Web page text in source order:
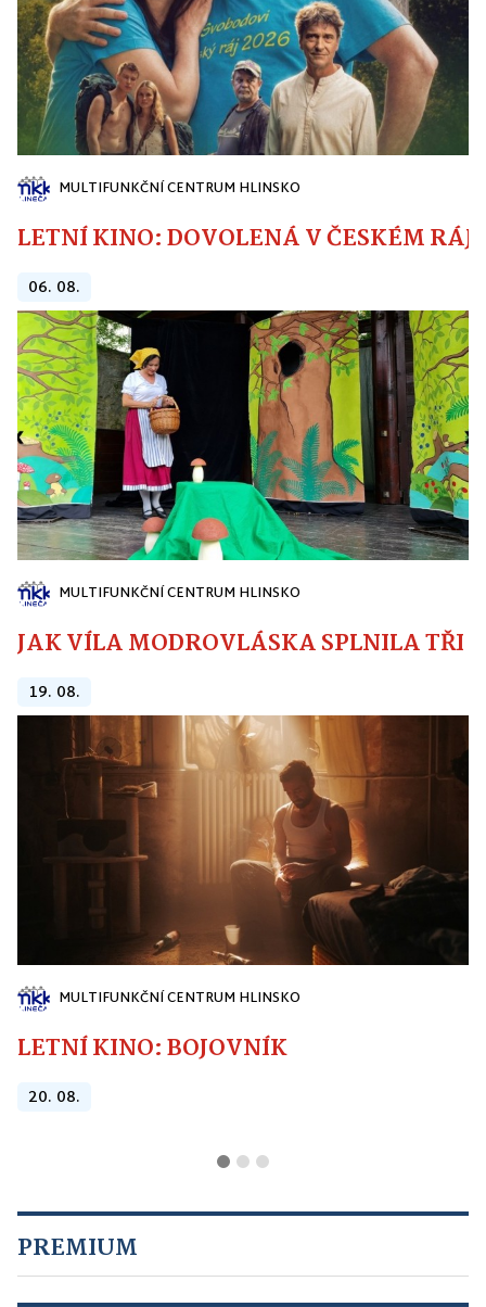
MULTIFUNKČNÍ CENTRUM HLINSKO
LETNÍ KINO: DOVOLENÁ V ČESKÉM RÁJI
06. 08.
MULTIFUNKČNÍ CENTRUM HLINSKO
JAK VÍLA MODROVLÁSKA SPLNILA
19. 08.
MULTIFUNKČNÍ CENTRUM HLINSKO
LETNÍ KINO: BOJOVNÍK
20. 08.
PREMIUM